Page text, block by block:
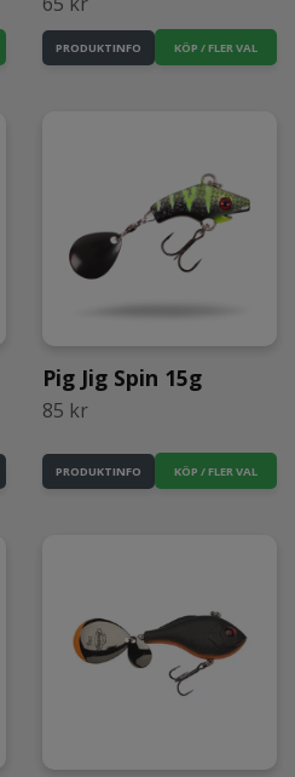
PRODUKTINFO KÖP / FLER VAL
Pig Jig Spin 15g
85 kr
PRODUKTINFO KÖP / FLER VAL